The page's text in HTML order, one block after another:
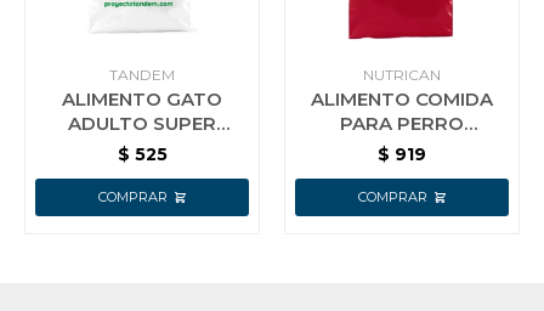
TANDEM
ALIMENTO GATO
ADULTO SUPER
PREMIUM TANDEM 1.5
$ 525
NUTRICAN
ALIMENTO COMIDA
PARA PERRO
NUTRICAN ADULTO
$ 919